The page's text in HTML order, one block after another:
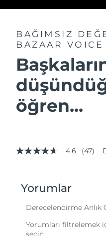
BAĞIMSIZ
BAZAAR VOICE
öğren...
5
ortalama
puan
Read
Reviews.
4.6 (47)